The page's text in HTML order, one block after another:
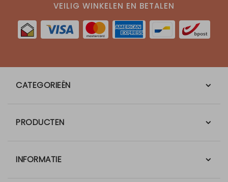
VEILIG WINKELEN EN BETALEN
CATEGORIEËN
PRODUCTEN
INFORMATIE